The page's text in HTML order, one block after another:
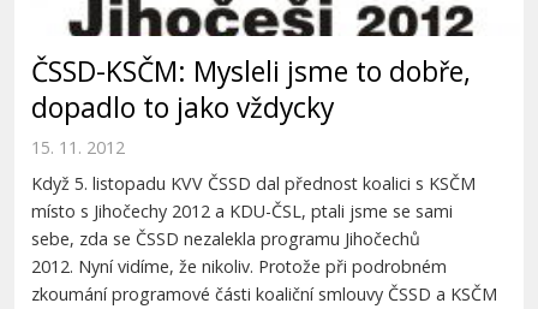
ČSSD-KSČM: Mysleli jsme to dobře,
dopadlo to jako vždycky
15. 11. 2012
Když 5. listopadu KVV ČSSD dal přednost koalici s KSČM
místo s Jihočechy 2012 a KDU-ČSL, ptali jsme se sami
sebe, zda se ČSSD nezalekla programu Jihočechů
2012. Nyní vidíme, že nikoliv. Protože při podrobném
zkoumání programové části koaliční smlouvy ČSSD a KSČM